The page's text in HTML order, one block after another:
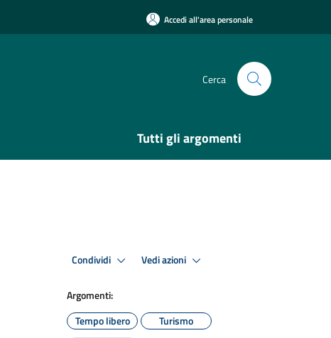
Accedi all'area personale
Cerca
Tutti gli argomenti
Condividi Vedi azioni
Argomenti:
Tempo libero
Turismo